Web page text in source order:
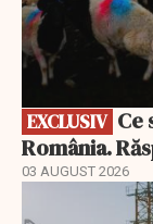
EXCLUSIV
România.
03 AUGUST 2026